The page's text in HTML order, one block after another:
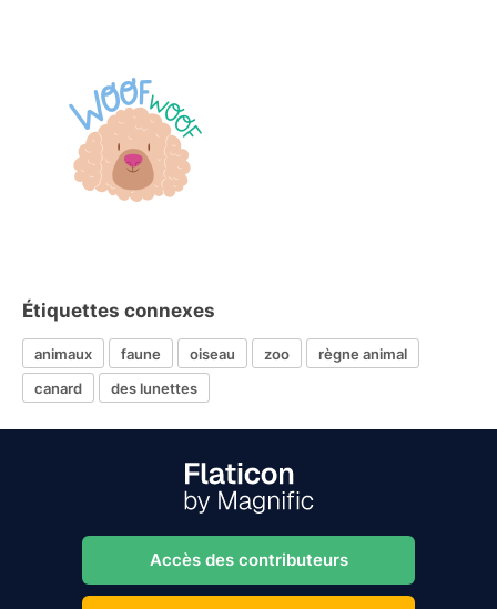
Étiquettes connexes
animaux faune oiseau zoo
règne animal
canard
des lunettes
Accès des contributeurs